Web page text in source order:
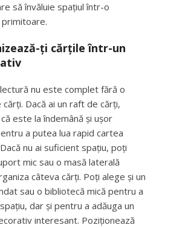
să învăluie spațiul într-o
ți cărțile într-un
nu este complet fără o
Dacă ai un raft de cărți,
este la îndemână și ușor
a putea lua rapid cartea
nu ai suficient spațiu, poți
mic sau o masă laterală
câteva cărți. Poți alege și un
sau o bibliotecă mică pentru a
dar și pentru a adăuga un
interesant. Poziționează